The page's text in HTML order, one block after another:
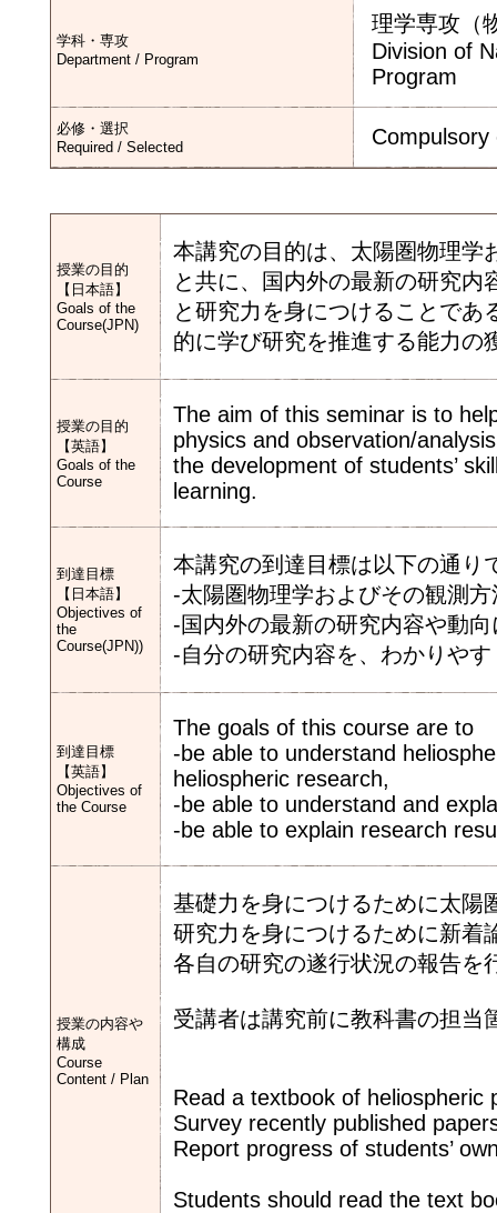
学科・専攻
Department / Program
理学専攻（
Division of
Program
必修・選択
Required / Selected
Compulsory
授業の目的
【日本語】
Goals of the
Course(JPN)
本講究の目的は、太陽圏物理学
と共に、国内外の最新の研究
と研究力を身につけることで
的に学び研究を推進する能力の
授業の目的
【英語】
Goals of the
Course
The aim of this seminar is to
physics and observation/
the development of students’
learning.
到達目標
【日本語】
Objectives of
the
Course(JPN))
本講究の到達目標は以下の通り
-太陽圏物理学およびその観測
-国内外の最新の研究内容や動
-自分の研究内容を、わかりや
到達目標
【英語】
Objectives of
the Course
The goals of this course are to
-be able to understand
heliospheric research,
-be able to understand and
-be able to explain research
授業の内容や
構成
Course
Content / Plan
基礎力を身につけるために太陽
研究力を身につけるために新着
各自の研究の遂行状況の報告を
受講者は講究前に教科書の担当
Read a textbook of heliospheric
Survey recently published
Report progress of students’
Students should read the text